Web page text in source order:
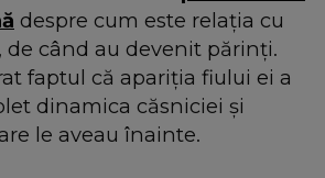
despre cum este relația cu
de când au devenit părinți.
faptul că apariția fiului ei a
dinamica căsniciei și
le aveau înainte.